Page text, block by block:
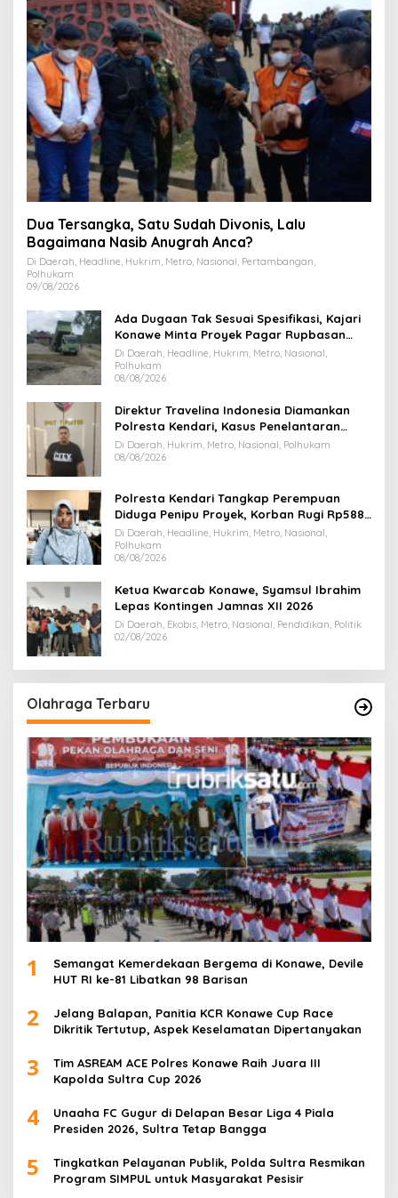
Dua Tersangka, Satu Sudah Divonis, Lalu
Bagaimana Nasib Anugrah Anca?
Di Daerah, Headline, Hukrim, Metro, Nasional, Pertambangan,
Polhukam
09/08/2026
Ada Dugaan Tak Sesuai Spesifikasi, Kajari
Konawe Minta Proyek Pagar Rupbasan
Rp1,9 Miliar Dihentikan
Di Daerah, Headline, Hukrim, Metro, Nasional,
Polhukam
08/08/2026
Direktur Travelina Indonesia Diamankan
Polresta Kendari, Kasus Penelantaran
Jemaah Umrah Masuk Babak Baru
Di Daerah, Hukrim, Metro, Nasional, Polhukam
08/08/2026
Polresta Kendari Tangkap Perempuan
Diduga Penipu Proyek, Korban Rugi Rp588,1
Juta
Di Daerah, Headline, Hukrim, Metro, Nasional,
Polhukam
08/08/2026
Ketua Kwarcab Konawe, Syamsul Ibrahim
Lepas Kontingen Jamnas XII 2026
Di Daerah, Ekobis, Metro, Nasional, Pendidikan, Politik
02/08/2026
Olahraga Terbaru
1
Semangat Kemerdekaan Bergema di Konawe, Devile
HUT RI ke-81 Libatkan 98 Barisan
2
Jelang Balapan, Panitia KCR Konawe Cup Race
Dikritik Tertutup, Aspek Keselamatan Dipertanyakan
3
Tim ASREAM ACE Polres Konawe Raih Juara III
Kapolda Sultra Cup 2026
4
Unaaha FC Gugur di Delapan Besar Liga 4 Piala
Presiden 2026, Sultra Tetap Bangga
5
Tingkatkan Pelayanan Publik, Polda Sultra Resmikan
Program SIMPUL untuk Masyarakat Pesisir